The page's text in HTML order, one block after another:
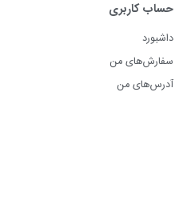
حساب کاربری
داشبورد
سفارش‌های من
آدرس‌های من